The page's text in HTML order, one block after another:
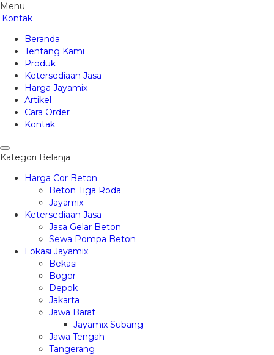
Menu
Kontak
Beranda
Tentang Kami
Produk
Ketersediaan Jasa
Harga Jayamix
Artikel
Cara Order
Kontak
Kategori Belanja
Harga Cor Beton
Beton Tiga Roda
Jayamix
Ketersediaan Jasa
Jasa Gelar Beton
Sewa Pompa Beton
Lokasi Jayamix
Bekasi
Bogor
Depok
Jakarta
Jawa Barat
Jayamix Subang
Jawa Tengah
Tangerang